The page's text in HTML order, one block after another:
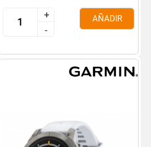
+
-
+
-
AÑADIR